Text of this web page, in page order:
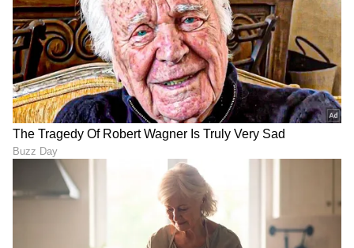
ಇಡೀ ದೇಶ ಆಗಸ್ಟ್ 15ಕ್ಕೆ ಸ್ವತಂತ್ರ
ದಿನಾಚರಣೆ ಆಚರಿಸಿದರೆ, ಈ
ಊರಿಲ್ಲಿ ಆಗಸ್ಟ್ 16ಕ್ಕೆ
ಆಚರಿಸುತ್ತಾರೆ, ಗೊತ್ತಾ?
ಚಪ್ಪಾಳೆ: ಕಾಲು ಮುರಿದ
ಯುವಕನಿಗೆ ರಟ್ಟು ಬಿಗಿದು ಚಿಕಿತ್ಸೆ
ನೀಡಿದ ಸರ್ಕಾರಿ ಆಸ್ಪತ್ರೆ!